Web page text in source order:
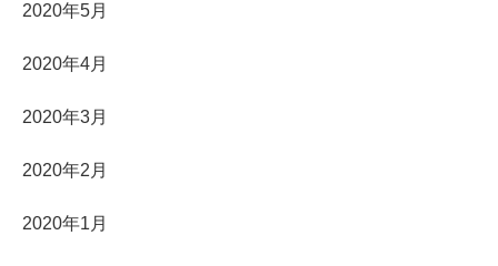
2020年5月
2020年4月
2020年3月
2020年2月
2020年1月